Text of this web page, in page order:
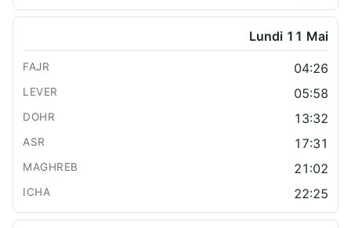
Lundi 11 Mai
04:26
05:58
13:32
17:31
21:02
22:25